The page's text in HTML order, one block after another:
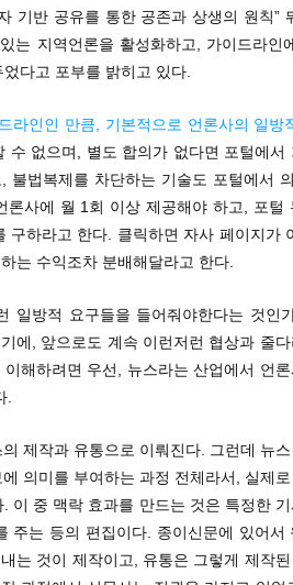
기반 공유를 통한 공존과 상생의 원칙”
는 지역언론을 활성화하고, 가이드라인
다고 포부를 밝히고 있다.
라인인 만큼, 기본적으로 언론사의 일방
수 없으며, 별도 합의가 없다면 포털에서
법복제를 차단하는 기술도 포털에서
사에 월 1회 이상 제공해야 하고, 포털
하라고 한다. 클릭하면 자사 페이지가
는 수익조차 분배해달라고 한다.
일방적 요구들을 들어줘야한다는 것인
에, 앞으로도 계속 이런저런 협상과 줄다
해하려면 우선, 뉴스라는 산업에서 언론
.
제작과 유통으로 이뤄진다. 그런데 뉴
의미를 부여하는 과정 전체라서, 실제
이 중 맥락 효과를 만드는 것은 특정한
주는 등의 편집이다. 종이신문에 있어서
는 것이 제작이고, 유통은 그렇게 제작